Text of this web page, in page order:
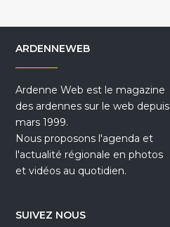
ARDENNEWEB
Ardenne Web est le magazine
des ardennes sur le web depuis
mars 1999.
Nous proposons l'agenda et
l'actualité régionale en photos
et vidéos au quotidien.
SUIVEZ NOUS